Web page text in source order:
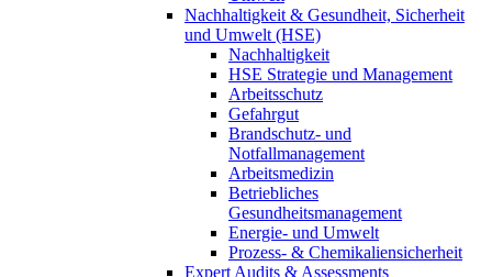
Nachhaltigkeit & Gesundheit, Sicherheit
und Umwelt (HSE)
Nachhaltigkeit
HSE Strategie und Management
Arbeitsschutz
Gefahrgut
Brandschutz- und
Notfallmanagement
Arbeitsmedizin
Betriebliches
Gesundheitsmanagement
Energie- und Umwelt
Prozess- & Chemikaliensicherheit
Expert Audits & Assessments